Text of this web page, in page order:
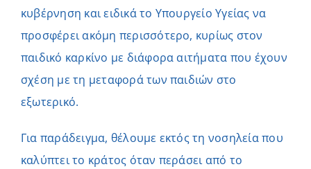
κυβέρνηση και ειδικά το Υπουργείο Υγείας να
προσφέρει ακόμη περισσότερο, κυρίως στον
παιδικό καρκίνο με διάφορα αιτήματα που έχουν
σχέση με τη μεταφορά των παιδιών στο
εξωτερικό.
Για παράδειγμα, θέλουμε εκτός τη νοσηλεία που
καλύπτει το κράτος όταν περάσει από το